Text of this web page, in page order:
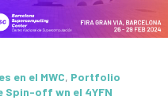
en el MWC, Portfolio
Spin-off wn el 4YFN